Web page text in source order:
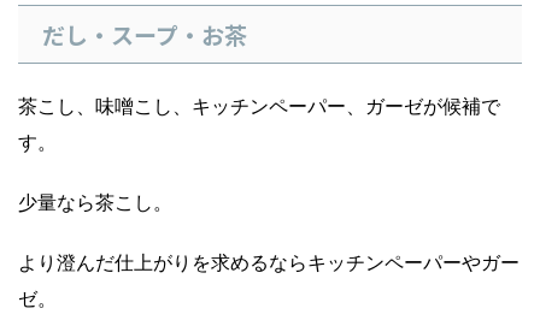
だし・スープ・お茶
茶こし、味噌こし、キッチンペーパー、ガーゼが候補で
す。
少量なら茶こし。
より澄んだ仕上がりを求めるならキッチンペーパーやガー
ゼ。